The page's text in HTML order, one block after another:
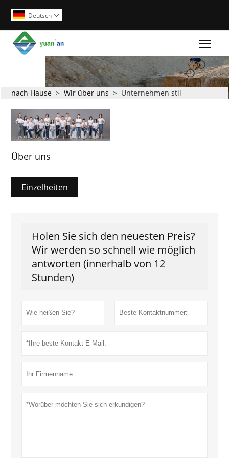
Deutsch 
nach Hause > Wir über uns > Unternehmen stil
Über uns
Einzelheiten
Holen Sie sich den neuesten Preis?
Wir werden so schnell wie möglich
antworten (innerhalb von 12
Stunden)